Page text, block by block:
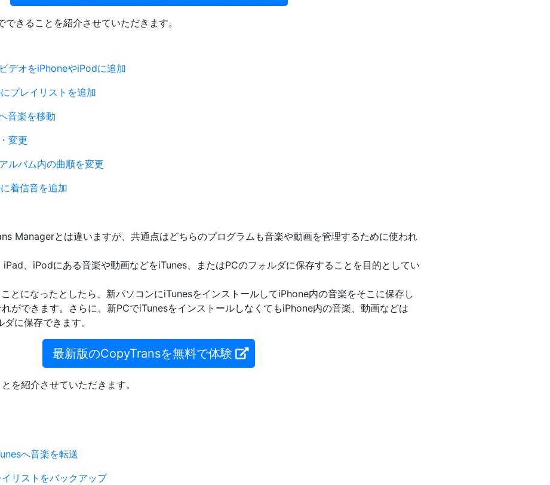
きることを紹介させていただきます。
デオをiPhoneやiPodに追加
プレイリストを追加
音楽を移動
変更
ルバム内の曲順を変更
着信音を追加
Managerとは違いますが、共通点はどちらのプログラムも音楽や動画を管理するために使われ
、iPodにある音楽や動画などをiTunes、またはPCのフォルダに保存することを目的としてい
とになったとしたら、新パソコンにiTunesをインストールしてiPhone内の音楽をそこに保存し
ができます。さらに、新PCでiTunesをインストールしなくてもiPhone内の音楽、動画などは
に保存できます。
最新版のCopyTransを無料で体験
を紹介させていただきます。
へ音楽を転送
リストをバックアップ